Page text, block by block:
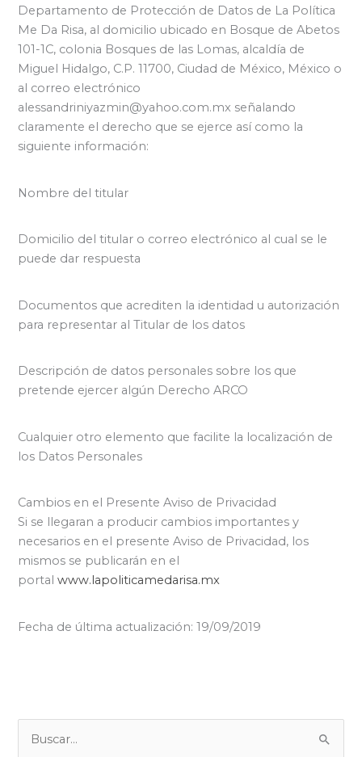
Departamento de Protección de Datos de La Política
Me Da Risa, al domicilio ubicado en Bosque de Abetos
101-1C, colonia Bosques de las Lomas, alcaldía de
Miguel Hidalgo, C.P. 11700, Ciudad de México, México o
al correo electrónico
alessandriniyazmin@yahoo.com.mx señalando
claramente el derecho que se ejerce así como la
siguiente información:
Nombre del titular
Domicilio del titular o correo electrónico al cual se le
puede dar respuesta
Documentos que acrediten la identidad u autorización
para representar al Titular de los datos
Descripción de datos personales sobre los que
pretende ejercer algún Derecho ARCO
Cualquier otro elemento que facilite la localización de
los Datos Personales
Cambios en el Presente Aviso de Privacidad
Si se llegaran a producir cambios importantes y
necesarios en el presente Aviso de Privacidad, los
mismos se publicarán en el
portalwww.lapoliticamedarisa.mx
Fecha de última actualización: 19/09/2019